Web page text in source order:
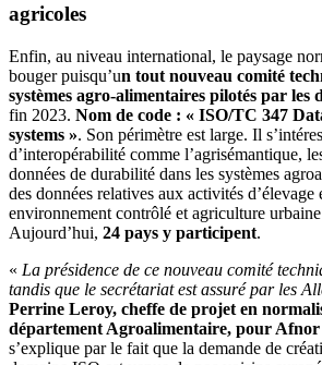
agricoles
Enfin, au niveau international, le paysage
bouger puisqu’un tout nouveau comité
systèmes agro-alimentaires pilotés par les
fin 2023. Nom de code : « ISO/TC 347
systems ». Son périmètre est large. Il
d’interopérabilité comme l’agrisémantique,
données de durabilité dans les systèmes
des données relatives aux activités d’élevage
environnement contrôlé et agriculture
Aujourd’hui, 24 pays y participent.
« La présidence de ce nouveau comité
tandis que le secrétariat est assuré par les
Perrine Leroy, cheffe de projet en
département Agroalimentaire, pour
s’explique par le fait que la demande de